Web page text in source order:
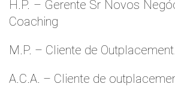
H.P. – Gerente Sr Novos
Coaching
M.P. – Cliente de Outplacement.
A.C.A. – Cliente de